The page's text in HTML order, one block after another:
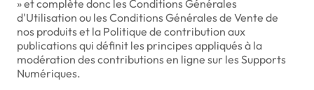
» et complète donc les Conditions Générales
d'Utilisation ou les Conditions Générales de Vente de
nos produits et la Politique de contribution aux
publications qui définit les principes appliqués à la
modération des contributions en ligne sur les Supports
Numériques.